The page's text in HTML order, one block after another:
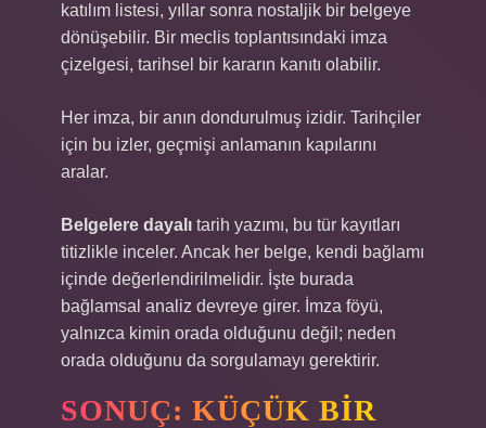
katılım listesi, yıllar sonra nostaljik bir belgeye
dönüşebilir. Bir meclis toplantısındaki imza
çizelgesi, tarihsel bir kararın kanıtı olabilir.
Her imza, bir anın dondurulmuş izidir. Tarihçiler
için bu izler, geçmişi anlamanın kapılarını
aralar.
Belgelere dayalı tarih yazımı, bu tür kayıtları
titizlikle inceler. Ancak her belge, kendi bağlamı
içinde değerlendirilmelidir. İşte burada
bağlamsal analiz devreye girer. İmza föyü,
yalnızca kimin orada olduğunu değil; neden
orada olduğunu da sorgulamayı gerektirir.
SONUÇ: KÜÇÜK BIR